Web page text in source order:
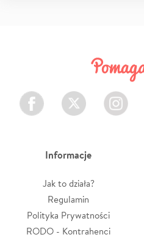
Facebook Twitter Instagram
Informacje
Jak to działa?
Regulamin
Polityka Prywatności
RODO - Kontrahenci